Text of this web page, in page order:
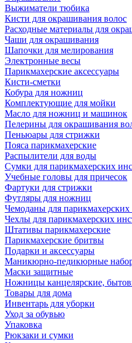
Выжиматели тюбика
Кисти для окрашивания волос
Расходные материалы для
Чаши для окрашивания
Шапочки для мелирования
Электронные весы
Парикмахерские аксессуары
Кисти-сметки
Кобура для ножниц
Комплектующие для мойки
Масло для ножниц и машинок
Пелерины для окрашивания
Пеньюары для стрижки
Пояса парикмахерские
Распылители для воды
Сумки для парикмахерских
Учебные головы для причесок
Фартуки для стрижки
Футляры для ножниц
Чемоданы для парикмахерских
Чехлы для парикмахерских
Штативы парикмахерские
Парикмахерские бритвы
Подарки и аксессуары
Маникюрно-педикюрные
Маски защитные
Ножницы канцелярские,
Товары для дома
Инвентарь для уборки
Уход за обувью
Упаковка
Рюкзаки и сумки